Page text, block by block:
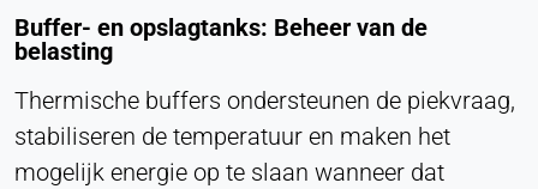
Buffer- en opslagtanks: Beheer van de
belasting
Thermische buffers ondersteunen de piekvraag,
stabiliseren de temperatuur en maken het
mogelijk energie op te slaan wanneer dat